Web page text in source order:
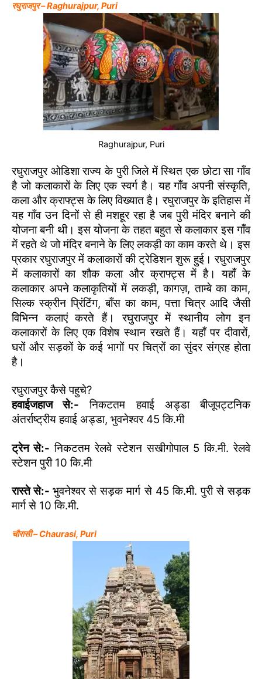
रघुराजपुर – Raghurajpur, Puri
Raghurajpur, Puri
रघुराजपुर ओडिशा राज्य के पुरी जिले में स्थित एक छोटा सा गाँव
है जो कलाकारों के लिए एक स्वर्ग है। यह गाँव अपनी संस्कृति,
कला और क्राफ्ट्स के लिए विख्यात है। रघुराजपुर के इतिहास में
यह गाँव उन दिनों से ही मशहूर रहा है जब पुरी मंदिर बनाने की
योजना बनी थी। इस योजना के तहत बहुत से कलाकार इस गाँव
में रहते थे जो मंदिर बनाने के लिए लकड़ी का काम करते थे। इस
प्रकार रघुराजपुर में कलाकारों की ट्रेडिशन शुरू हुई। रघुराजपुर
में कलाकारों का शौक कला और क्राफ्ट्स में है। यहाँ के
कलाकार अपने कलाकृतियों में लकड़ी, कागज़, ताम्बे का काम,
सिल्क स्क्रीन प्रिंटिंग, बाँस का काम, पत्ता चित्र आदि जैसी
विभिन्न कलाएं करते हैं। रघुराजपुर में स्थानीय लोग इन
कलाकारों के लिए एक विशेष स्थान रखते हैं। यहाँ पर दीवारों,
घरों और सड़कों के कई भागों पर चित्रों का सुंदर संग्रह होता
है।
रघुराजपुर कैसे पहुचे?
हवाईजहाज से:- निकटतम हवाई अड्डा बीजूपट्टनिक
अंतर्राष्ट्रीय हवाई अड्डा, भुवनेश्वर 45 कि.मी
ट्रेन से:- निकटतम रेलवे स्टेशन सखीगोपाल 5 कि.मी. रेलवे
स्टेशन पुरी 10 कि.मी
रास्ते से:-भुवनेश्वर से सड़क मार्ग से 45 कि.मी. पुरी से सड़क
मार्ग से 10 कि.मी.
चौरासी – Chaurasi, Puri